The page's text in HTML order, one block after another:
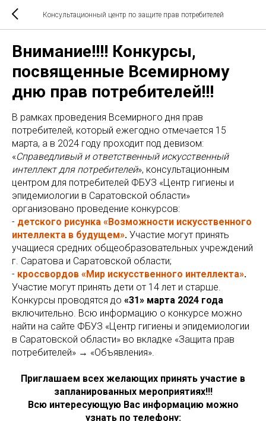
Консультационный центр по защите прав потребителей
Внимание!!!! Конкурсы,
посвященные Всемирному
дню прав потребителей!!!
В рамках проведения Всемирного дня прав
потребителей, который ежегодно отмечается 15
марта, а в 2024 году проходит под девизом:
«Справедливый и ответственный искусственный
интеллект для потребителей», консультационным
центром для потребителей ФБУЗ «Центр гигиены и
эпидемиологии в Саратовской области»
организовано проведение конкурсов:
- детского рисунка «Возможности искусственного
интеллекта в будущем». Участие могут принять
учащиеся средних общеобразовательных учреждений
г. Саратова и Саратовской области;
- кроссвордов «Мир искусственного интеллекта».
Участие могут принять дети от 14 лет и старше.
Конкурсы проводятся до «31» марта 2024 года
включительно. Всю информацию о конкурсе можно
найти на сайте ФБУЗ «Центр гигиены и эпидемиологии
в Саратовской области» во вкладке «Защита прав
потребителей» → «Объявления».
Приглашаем всех желающих принять участие в
запланированных мероприятиях!!!
Всю интересующую Вас информацию можно
узнать по телефону: